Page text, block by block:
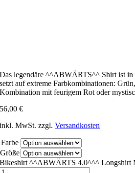
Das legendäre ^^ABWÄRTS^^ Shirt ist in
setzt auf extreme Farbkombinationen:
Kombination mit feurigem Rot oder
56,00€
inkl. MwSt. zzgl.Versandkosten
Farbe
Größe
Bikeshirt ^^ABWÄRTS 4.0^^^ Longshirt